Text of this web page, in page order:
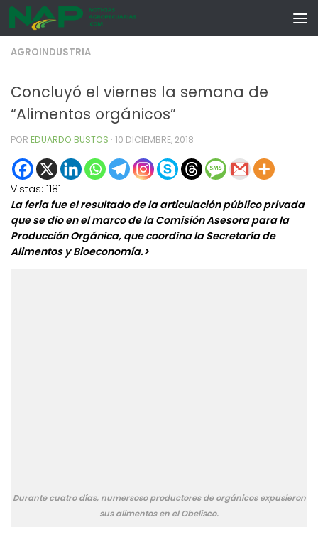
Skip to content
AGROINDUSTRIA
Concluyó el viernes la semana de
“Alimentos orgánicos”
POR EDUARDO BUSTOS · 10 DICIEMBRE, 2018
Vistas: 1181
La feria fue el resultado de la articulación público privada
que se dio en el marco de la Comisión Asesora para la
Producción Orgánica, que coordina la Secretaría de
Alimentos y Bioeconomía.>
Durante cuatro días, numersoso productores de orgánicos expusieron
sus alimentos en el Obelisco.